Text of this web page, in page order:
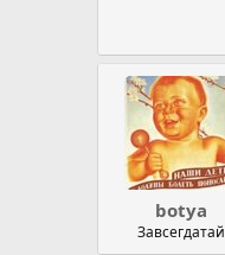
botya
Завсегдатай